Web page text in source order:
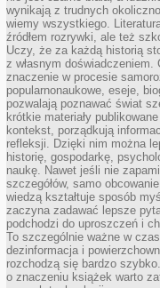
wynikają z trudnych
wiemy wszystkiego.
źródłem rozrywki, ale też
Uczy, że za każdą historią
z własnym doświadczeniem.
znaczenie w procesie
popularnonaukowe, eseje,
pozwalają poznawać świat
krótkie materiały
kontekst, porządkują
refleksji. Dzięki nim można
historię, gospodarkę,
naukę. Nawet jeśli nie
szczegółów, samo
wiedzą kształtuje sposób
zaczyna zadawać lepsze
podchodzi do uproszczeń i
To szczególnie ważne w
dezinformacja i
rozchodzą się bardzo
o znaczeniu książek warto